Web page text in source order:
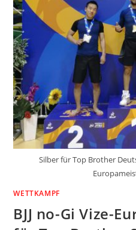
Silber für Top Brother
WETTKAMPF
BJJ no-Gi Vize-